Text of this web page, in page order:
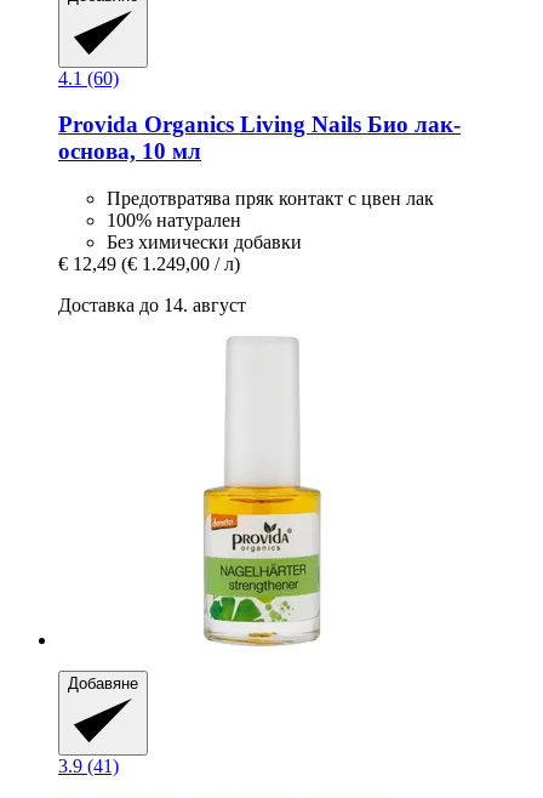
4.1 (60)
Provida Organics Living Nails Био лак-​
основа, 10 мл
Предотвратява пряк контакт с цвен лак
100% натурален
Без химически добавки
€ 12,49 (€ 1.249,00 / л)
Доставка до 14. август
Добавяне
3.9 (41)